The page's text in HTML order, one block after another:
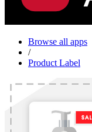
Browse all apps
/
Product Label